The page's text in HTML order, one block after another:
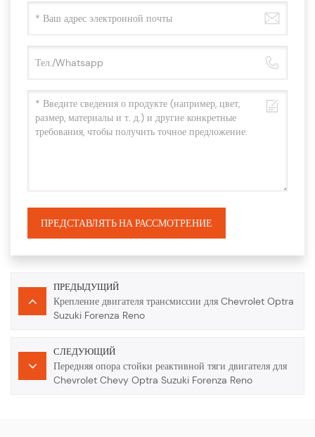
ПРЕДСТАВЛЯТЬ НА РАССМОТРЕНИЕ
ПРЕДЫДУЩИЙ
Крепление двигателя трансмиссии для Chevrolet Optra
Suzuki Forenza Reno
СЛЕДУЮЩИЙ
Передняя опора стойки реактивной тяги двигателя для
Chevrolet Chevy Optra Suzuki Forenza Reno